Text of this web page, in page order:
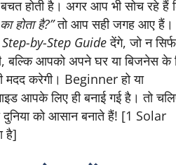
वाट के सोलर पैनल चुनते हैं,
मिलता है और न ही पैसे की बचत
हैं कि “1 सोलर पैनल कितने
जगह आए हैं। इस आर्टिकल में
Guideदेंगे, जो न सिर्फ आपके
आपको अपने घर या बिजनेस के
भी मदद करेगी। Beginner हो
आपके लिए ही बनाई गई है।
की दुनिया को आसान बनाते